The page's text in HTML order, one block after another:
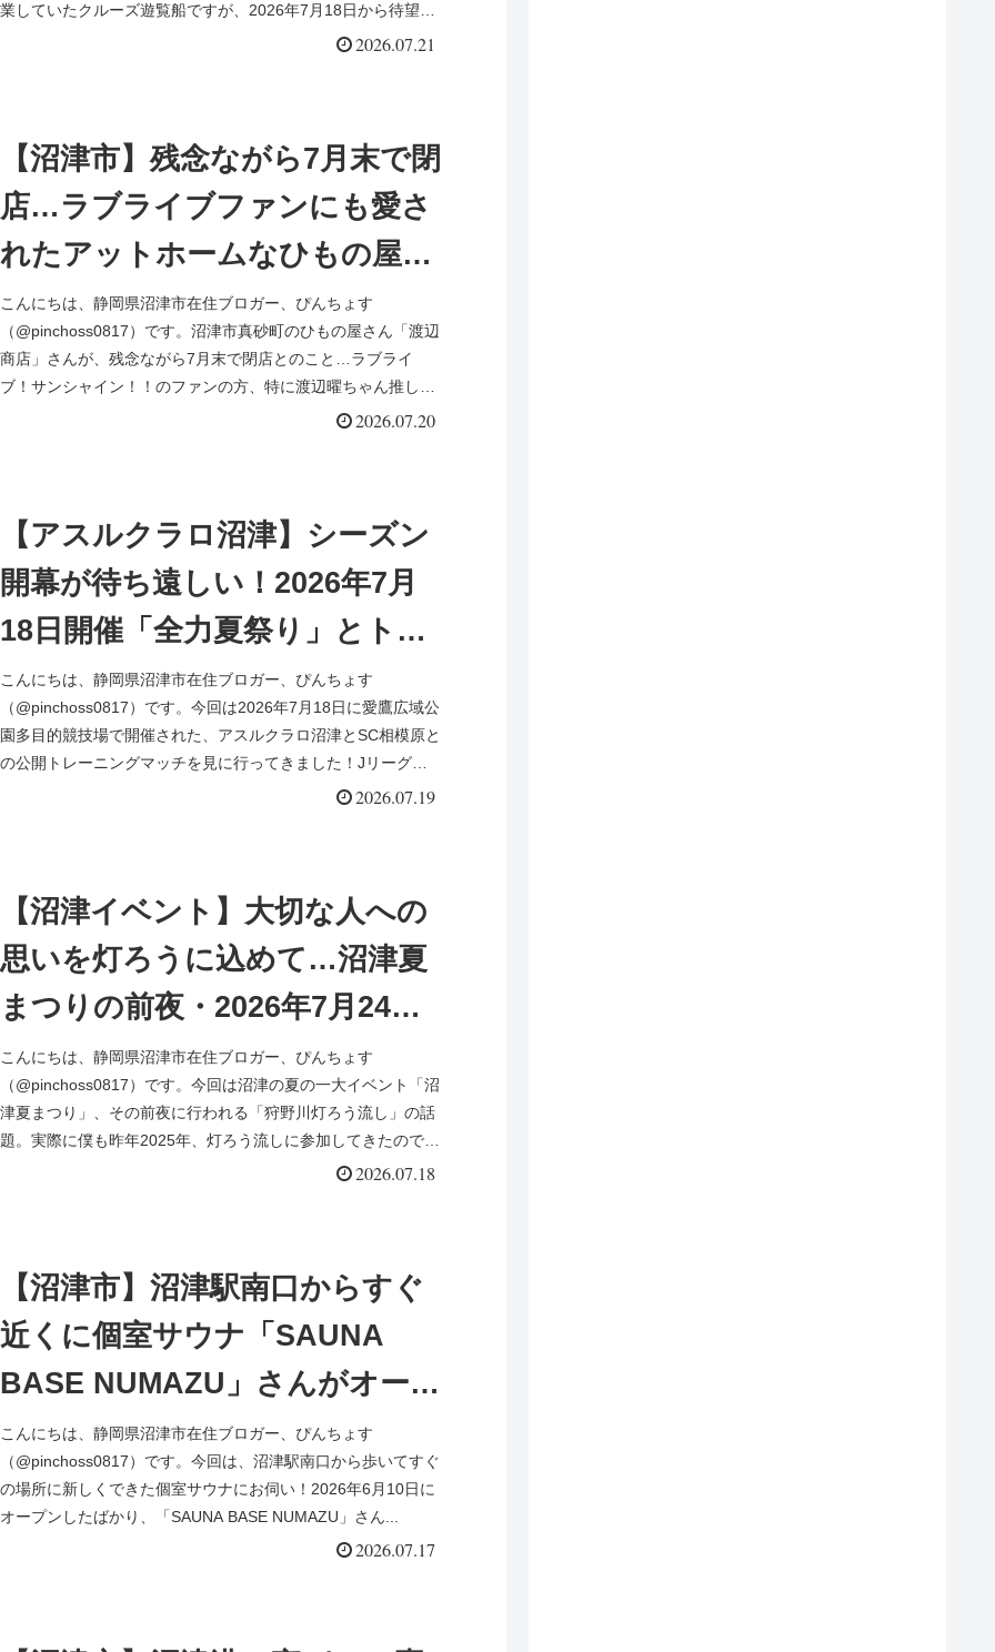
【PR】
業していたクルーズ遊覧船ですが、2026年7月18日から待望の
2026.07.21
【沼津市】残念ながら7月末で閉
店…ラブライブファンにも愛さ
れたアットホームなひもの屋さ
ん｜沼津市真砂町「渡辺商店」
さんでお買い物
こんにちは、静岡県沼津市在住ブロガー、ぴんちょす
（@pinchoss0817）です。沼津市真砂町のひもの屋さん「渡辺
商店」さんが、残念ながら7月末で閉店とのこと…ラブライ
ブ！サンシャイン！！のファンの方、特に渡辺曜ちゃん推しの
2026.07.20
【アスルクラロ沼津】シーズン
開幕が待ち遠しい！2026年7月
18日開催「全力夏祭り」とトレ
ーニングマッチ・SC相模原戦
こんにちは、静岡県沼津市在住ブロガー、ぴんちょす
（@pinchoss0817）です。今回は2026年7月18日に愛鷹広域公
園多目的競技場で開催された、アスルクラロ沼津とSC相模原と
の公開トレーニングマッチを見に行ってきました！Jリーグや
2026.07.19
【沼津イベント】大切な人への
思いを灯ろうに込めて…沼津夏
まつりの前夜・2026年7月24日
「狩野川灯ろう流し」開催
こんにちは、静岡県沼津市在住ブロガー、ぴんちょす
（@pinchoss0817）です。今回は沼津の夏の一大イベント「沼
津夏まつり」、その前夜に行われる「狩野川灯ろう流し」の話
題。実際に僕も昨年2025年、灯ろう流しに参加してきたので、
2026.07.18
【沼津市】沼津駅南口からすぐ
近くに個室サウナ「SAUNA
BASE NUMAZU」さんがオープ
ン！ラグジュアリーな雰囲気た
っぷりの空間で極上サウナ体験
【PR】
こんにちは、静岡県沼津市在住ブロガー、ぴんちょす
（@pinchoss0817）です。今回は、沼津駅南口から歩いてすぐ
の場所に新しくできた個室サウナにお伺い！2026年6月10日に
オープンしたばかり、「SAUNA BASE NUMAZU」さん...
2026.07.17